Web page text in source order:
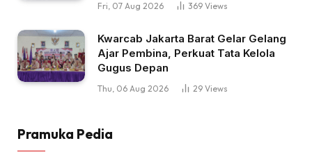
Fri, 07 Aug 2026 369 Views
Kwarcab Jakarta Barat Gelar Gelang
Ajar Pembina, Perkuat Tata Kelola
Gugus Depan
Thu, 06 Aug 2026 29 Views
Pramuka Pedia